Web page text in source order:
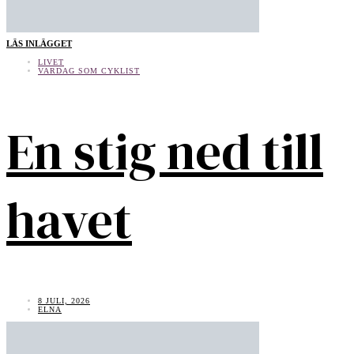
LÄS INLÄGGET
LIVET
VARDAG SOM CYKLIST
En stig ned till
havet
8 JULI, 2026
ELNA